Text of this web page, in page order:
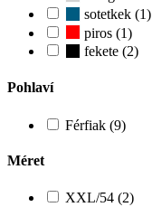
sotetkek (1)
piros (1)
fekete (2)
Pohlaví
Férfiak (9)
Méret
XXL/54 (2)